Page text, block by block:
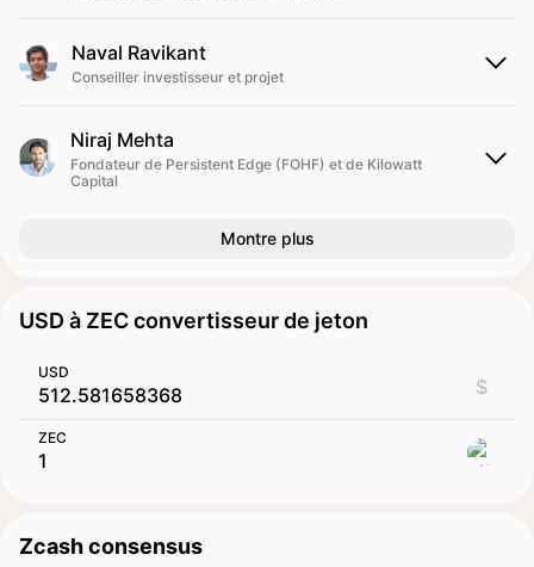
Naval Ravikant
Conseiller investisseur et projet
Niraj Mehta
Fondateur de Persistent Edge (FOHF) et de Kilowatt
Capital
Montre plus
USD à ZEC convertisseur de jeton
USD
$
ZEC
Zcash consensus